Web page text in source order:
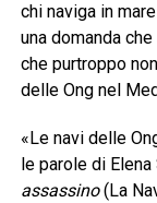
chi naviga in
una domanda
che purtroppo
delle Ong nel
«Le navi delle
le parole di
assassino(La